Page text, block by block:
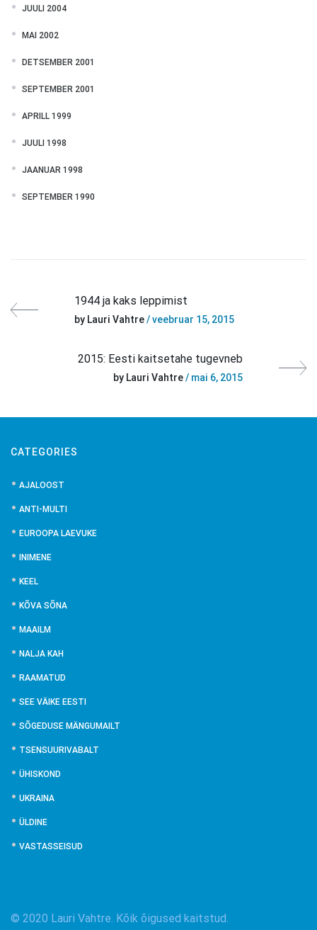
JUULI 2004
MAI 2002
DETSEMBER 2001
SEPTEMBER 2001
APRILL 1999
JUULI 1998
JAANUAR 1998
SEPTEMBER 1990
1944 ja kaks leppimist
by Lauri Vahtre/ veebruar 15, 2015
2015: Eesti kaitsetahe tugevneb
by Lauri Vahtre/ mai 6, 2015
CATEGORIES
AJALOOST
ANTI-MULTI
EUROOPA LAEVUKE
INIMENE
KEEL
KÕVA SÕNA
MAAILM
NALJA KAH
RAAMATUD
SEE VÄIKE EESTI
SÕGEDUSE MÄNGUMAILT
TSENSUURIVABALT
ÜHISKOND
UKRAINA
ÜLDINE
VASTASSEISUD
© 2020 Lauri Vahtre. Kõik õigused kaitstud.